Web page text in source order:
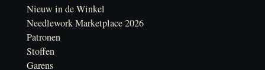
Nieuw in de Winkel
Needlework Marketplace 2026
Patronen
Stoffen
Garens